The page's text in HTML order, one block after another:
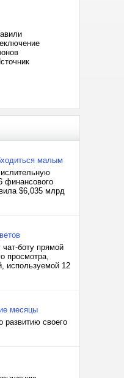
малым
финансового
$6,035 млрд
боту прямой
просмотра,
используемой 12
месяцы
развитию своего